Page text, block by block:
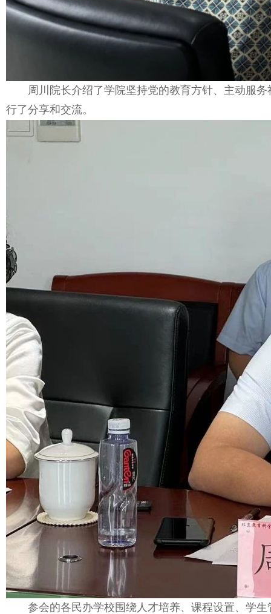
周川院长介绍了学院坚持党的教育方针、主动服
行了分享和交流。
参会的各民办学校围绕人才培养、课程设置、学